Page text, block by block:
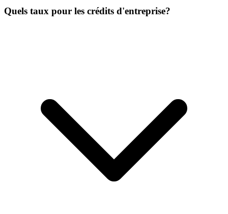
Quels taux pour les crédits d'entreprise?